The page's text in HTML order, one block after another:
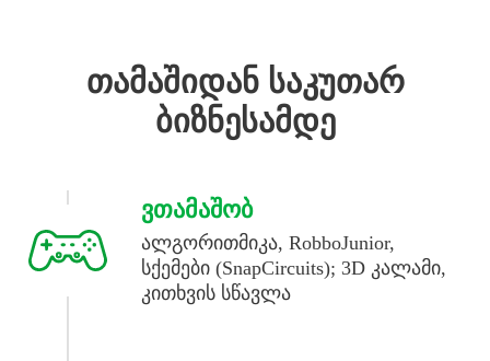
თამაშიდან საკუთარ
ბიზნესამდე
ᲕᲗᲐᲛᲐᲨᲝᲑ
ალგორითმიკა, RobboJunior,
სქემები (SnapCircuits); 3D კალამი,
კითხვის სწავლა